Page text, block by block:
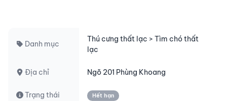
Danh mục
Thú cưng thất lạc > Tìm chó thất
lạc
Địa chỉ Ngõ 201 Phùng Khoang
Trạng thái Hết hạn